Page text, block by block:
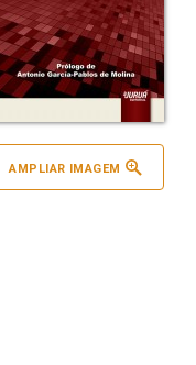
AMPLIAR IMAGEM